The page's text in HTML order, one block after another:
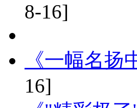
8-16]
《一幅名
16]